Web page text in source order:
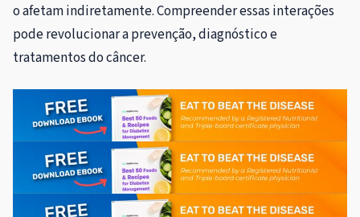
o afetam indiretamente. Compreender essas interações
pode revolucionar a prevenção, diagnóstico e
tratamentos do câncer.